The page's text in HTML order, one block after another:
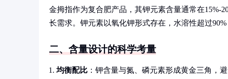
金拇指作为复合肥产品，其钾元素含量通常在15%-
长需求。钾元素以氧化钾形式存在，水溶性超过
二、含量设计的科学考量
均衡配比 ：钾含量与氮、磷元素形成黄金三角，